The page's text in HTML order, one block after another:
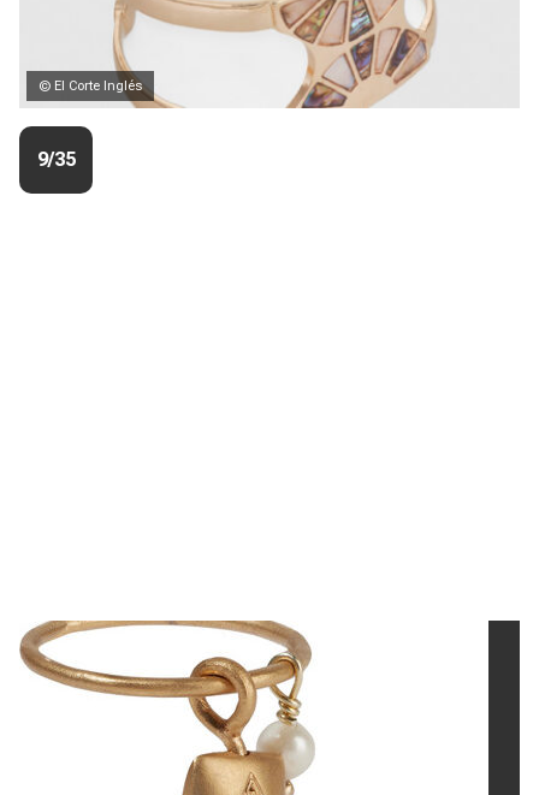
© El Corte Inglés
9/35